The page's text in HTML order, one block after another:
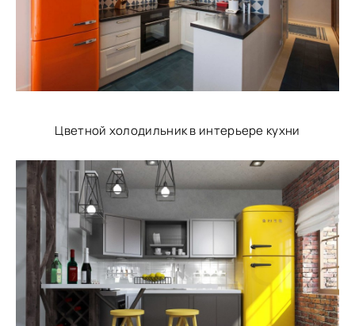
Цветной холодильник в интерьере кухни